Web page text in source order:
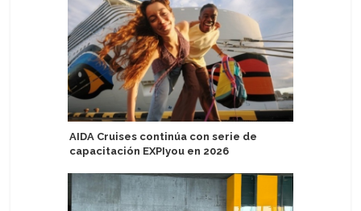
AIDA Cruises continúa con serie de
capacitación EXPIyou en 2026